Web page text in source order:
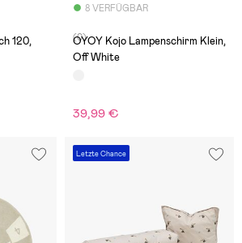
120,
8 VERFÜGBAR
(0)
OYOY Kojo Lampenschirm Klein,
Off White
39,99 €
Letzte Chance